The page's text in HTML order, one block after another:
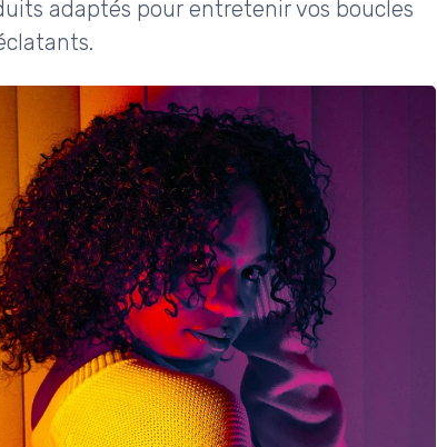
adaptés pour entretenir vos boucles